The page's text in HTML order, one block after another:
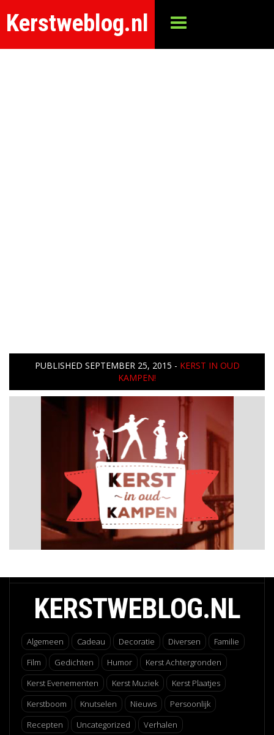
Kerstweblog.nl
PUBLISHED SEPTEMBER 25, 2015 - KERST IN OUD
KAMPEN!
KERSTWEBLOG.NL
Algemeen Cadeau Decoratie Diversen
Familie
Film
Gedichten Humor
Kerst Achtergronden
Kerst Evenementen
Kerst Muziek
Kerst Plaatjes
Kerstboom
Knutselen Nieuws
Persoonlijk
Recepten
Uncategorized Verhalen